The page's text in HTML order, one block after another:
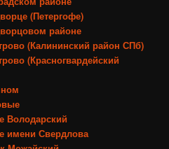
(Петергофе)
районе
(Калининский район СПб)
(Красногвардейский
Володарский
имени Свердлова